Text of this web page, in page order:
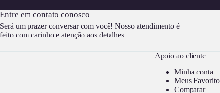
Entre em contato conosco
Será um prazer conversar com você! Nosso atendimento é
feito com carinho e atenção aos detalhes.
Apoio ao cliente
Minha conta
Meus
Comparar